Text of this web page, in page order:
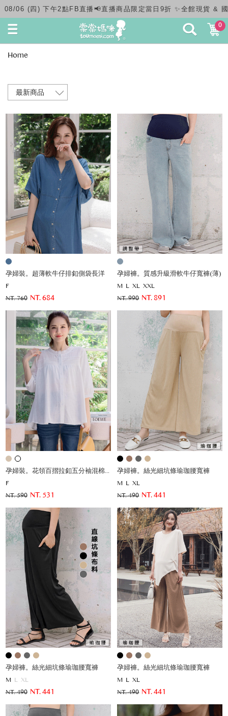
直播📢直播商品限定當日9折 ✨全館現貨 & 國內滿千免運快速出貨
0
Home
孕婦裝。超薄軟牛仔排釦側袋長洋
F
NT. 760 NT. 684
孕婦褲。質感升級滑軟牛仔寬褲(薄)
M L XL XXL
NT. 990 NT. 891
孕婦裝。花領百摺拉釦五分袖混棉薄杉
F
NT. 590 NT. 531
孕婦褲。絲光細坑條瑜珈腰寬褲
M L XL
NT. 490 NT. 441
孕婦褲。絲光細坑條瑜珈腰寬褲
M L XL
NT. 490 NT. 441
孕婦褲。絲光細坑條瑜珈腰寬褲
M L XL
NT. 490 NT. 441